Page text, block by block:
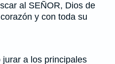
al SEÑOR, Dios de
y con toda su
a los principales